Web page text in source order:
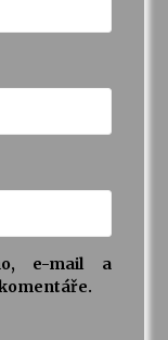
e-mail a